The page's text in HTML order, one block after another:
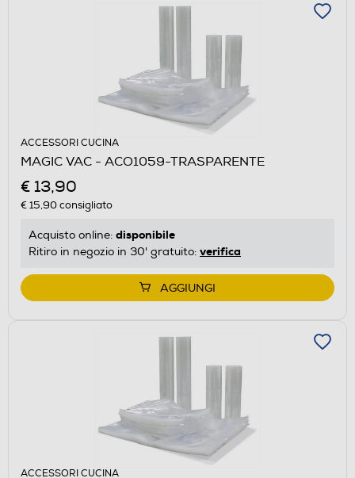
ACCESSORI CUCINA
MAGIC VAC - ACO1059-TRASPARENTE
€ 13,90
€ 15,90consigliato
Acquisto online: disponibile
Ritiro in negozio in 30' gratuito: verifica
AGGIUNGI
ACCESSORI CUCINA